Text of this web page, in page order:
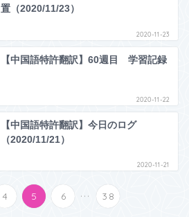
置（2020/11/23）
2020-11-23
【中国語特許翻訳】60週目 学習記録
2020-11-22
【中国語特許翻訳】今日のログ
（2020/11/21）
2020-11-21
4 5 6 ... 38